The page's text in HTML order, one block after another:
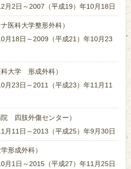
月2日～2007（平成19）年10月18日
医科大学整形外科）
月18日～2009（平成21）年10月23
大学 形成外科）
月23日～2011（平成23）年11月11
四肢外傷センター）
月11日～2013（平成25）年9月30日
形成外科）
月1日～2015（平成27）年11月25日